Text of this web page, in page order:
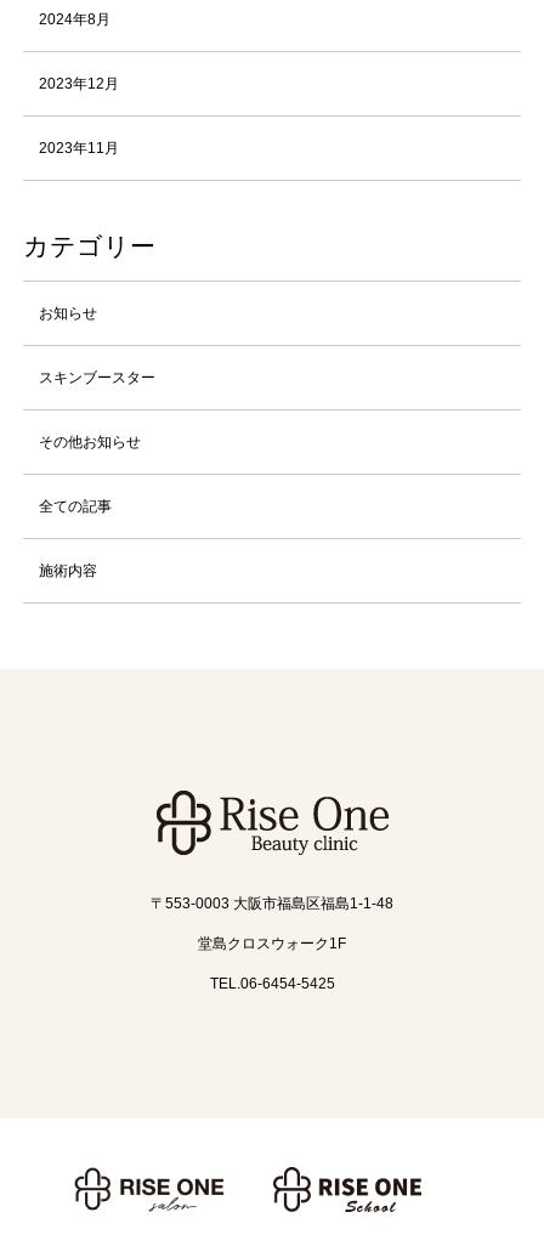
2024年8月
2023年12月
2023年11月
カテゴリー
お知らせ
スキンブースター
その他お知らせ
全ての記事
施術内容
〒553-0003 大阪市福島区福島1-1-48
堂島クロスウォーク1F
TEL.06-6454-5425